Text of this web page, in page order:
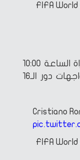
البرتغال أمام إسبانيا: تقام المباراة الساعة 10:00
مساء بتوقيت القاهرة، ضمن مواجهات دور الـ16
Cristiano